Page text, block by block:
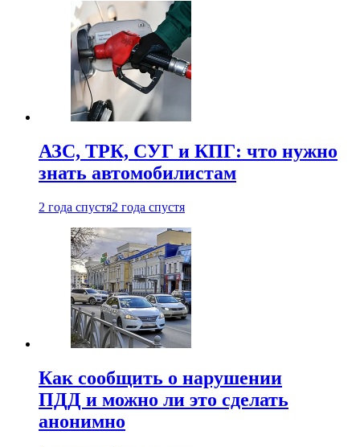
АЗС, ТРК, СУГ и КПГ: что нужно
знать автомобилистам
2 года спустя2 года спустя
Как сообщить о нарушении
ПДД и можно ли это сделать
анонимно